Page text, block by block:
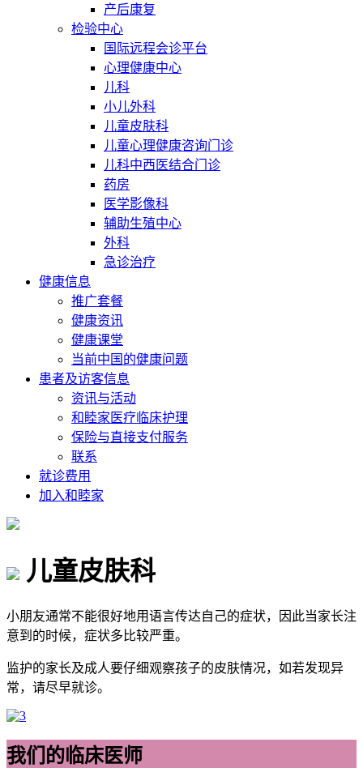
产后康复
检验中心
国际远程会诊平台
心理健康中心
儿科
小儿外科
儿童皮肤科
儿童心理健康咨询门诊
儿科中西医结合门诊
药房
医学影像科
辅助生殖中心
外科
急诊治疗
健康信息
推广套餐
健康资讯
健康课堂
当前中国的健康问题
患者及访客信息
资讯与活动
和睦家医疗临床护理
保险与直接支付服务
联系
就诊费用
加入和睦家
儿童皮肤科
小朋友通常不能很好地用语言传达自己的症状，因此当家长注
意到的时候，症状多比较严重。
监护的家长及成人要仔细观察孩子的皮肤情况，如若发现异
常，请尽早就诊。
我们的临床医师